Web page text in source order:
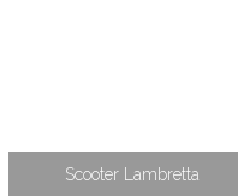
Scooter Lambretta